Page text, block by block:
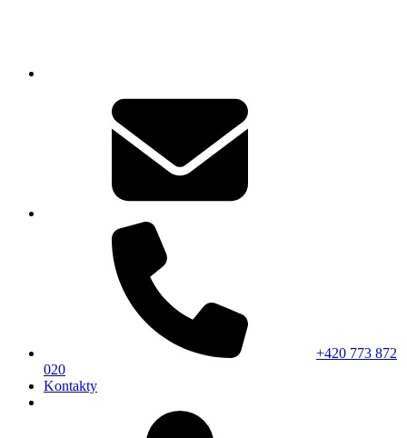
+420 773 872
020
Kontakty